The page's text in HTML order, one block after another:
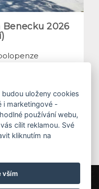
Benecku 2026
budou uloženy cookies
i marketingové -
používání webu,
cílit reklamou. Své
kliknutím na
vším